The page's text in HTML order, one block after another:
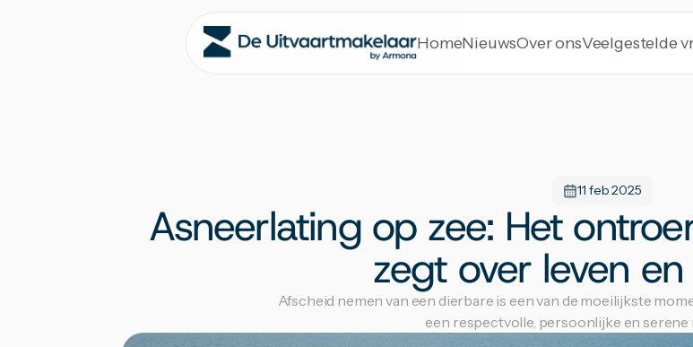
HomeNieuwsOver onsVeelgestelde
11 feb 2025
Asneerlating op zee: Het
zegt over leven
Afscheid nemen van een dierbare is een van de moeilijkste
een respectvolle, persoonlijke en serene